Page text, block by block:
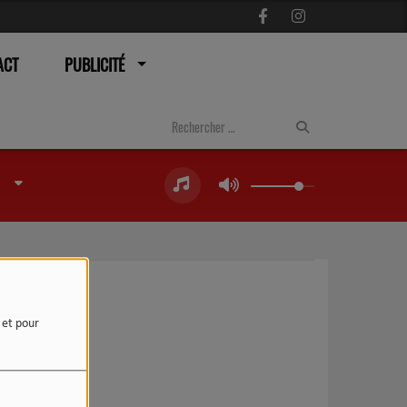
et pour
PUBLICITÉ